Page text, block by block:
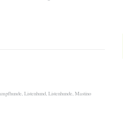
Listenhund Listenhunde Mastino